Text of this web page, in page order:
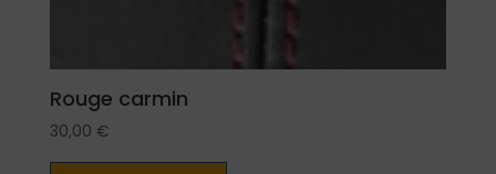
Rouge carmin
30,00 €